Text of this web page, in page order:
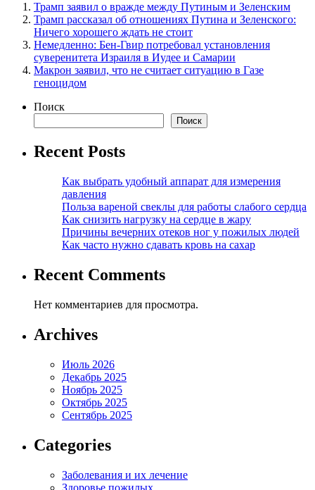
Трамп заявил о вражде между Путиным и Зеленским
Трамп рассказал об отношениях Путина и Зеленского:
Ничего хорошего ждать не стоит
Немедленно: Бен-Гвир потребовал установления
суверенитета Израиля в Иудее и Самарии
Макрон заявил, что не считает ситуацию в Газе
геноцидом
Поиск
Поиск
Recent Posts
Как выбрать удобный аппарат для измерения
давления
Польза вареной свеклы для работы слабого сердца
Как снизить нагрузку на сердце в жару
Причины вечерних отеков ног у пожилых людей
Как часто нужно сдавать кровь на сахар
Recent Comments
Нет комментариев для просмотра.
Archives
Июль 2026
Декабрь 2025
Ноябрь 2025
Октябрь 2025
Сентябрь 2025
Categories
Заболевания и их лечение
Здоровье пожилых